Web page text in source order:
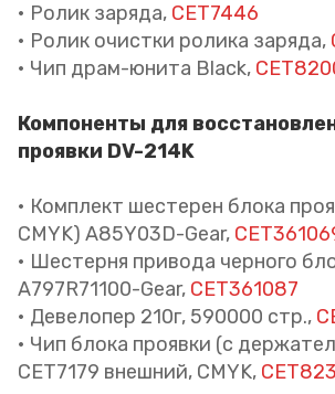
• Ролик заряда, CET7446
• Ролик очистки ролика заряда,
• Чип драм-юнита Black,
Компоненты для
проявки DV-214K
• Комплект шестерен блока
CMYK) A85Y03D-Gear,
• Шестерня привода черного
A797R71100-Gear, CET361087
• Девелопер 210г, 590000 стр.,
• Чип блока проявки (с
CET7179 внешний, CMYK,